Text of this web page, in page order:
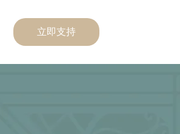
立即支持